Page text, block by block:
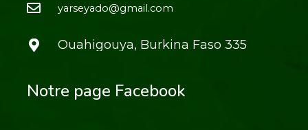
yarseyado@gmail.com
Ouahigouya, Burkina Faso 335
Notre page Facebook